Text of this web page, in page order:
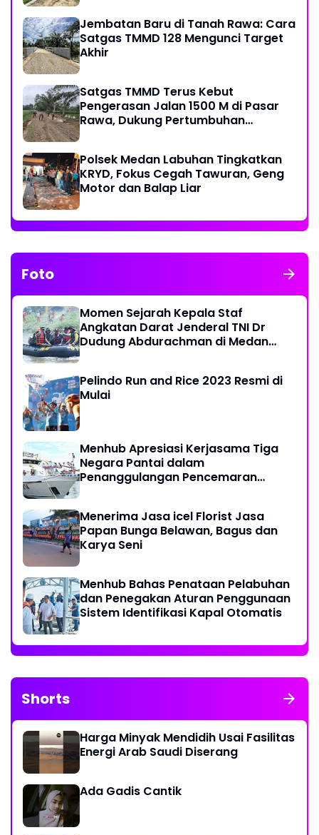
Jembatan Baru di Tanah Rawa: Cara
Satgas TMMD 128 Mengunci Target
Akhir
Satgas TMMD Terus Kebut
Pengerasan Jalan 1500 M di Pasar
Rawa, Dukung Pertumbuhan
Polsek Medan Labuhan Tingkatkan
KRYD, Fokus Cegah Tawuran, Geng
Motor dan Balap Liar
Foto
Momen Sejarah Kepala Staf
Angkatan Darat Jenderal TNI Dr
Dudung Abdurachman di Medan
Pelindo Run and Rice 2023 Resmi di
Mulai
Menhub Apresiasi Kerjasama Tiga
Negara Pantai dalam
Penanggulangan Pencemaran
Menerima Jasa icel Florist Jasa
Papan Bunga Belawan, Bagus dan
Karya Seni
Menhub Bahas Penataan Pelabuhan
dan Penegakan Aturan Penggunaan
Sistem Identifikasi Kapal Otomatis
Shorts
Harga Minyak Mendidih Usai Fasilitas
Energi Arab Saudi Diserang
Ada Gadis Cantik